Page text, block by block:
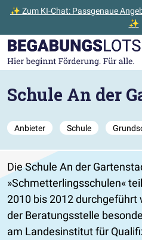
✨ Zum KI-Chat: Passgenaue
✨
Zum Hauptinhalt der Seite
Zur Startseite gehen
Schule An der
Anbieter Schule
Die Schule An der
»Schmetterlingsschulen«
2010 bis 2012 durchgeführt
der Beratungsstelle
am Landesinstitut für